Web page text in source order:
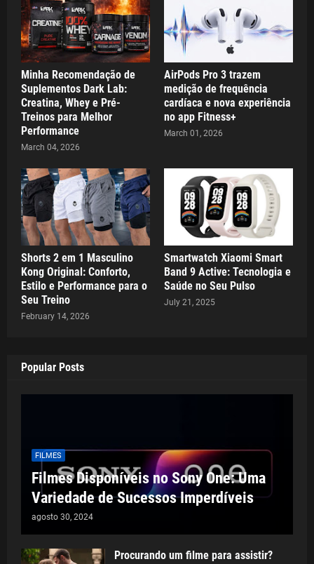
Minha Recomendação de
Suplementos Dark Lab:
Creatina, Whey e Pré-
Treinos para Melhor
Performance
March 04, 2026
AirPods Pro 3 trazem
medição de frequência
cardíaca e nova experiência
no app Fitness+
March 01, 2026
Shorts 2 em 1 Masculino
Kong Original: Conforto,
Estilo e Performance para o
Seu Treino
February 14, 2026
Smartwatch Xiaomi Smart
Band 9 Active: Tecnologia e
Saúde no Seu Pulso
July 21, 2025
Popular Posts
FILMES
Filmes Disponíveis no Sony One: Uma
Variedade de Sucessos Imperdíveis
agosto 30, 2024
Procurando um filme para assistir?